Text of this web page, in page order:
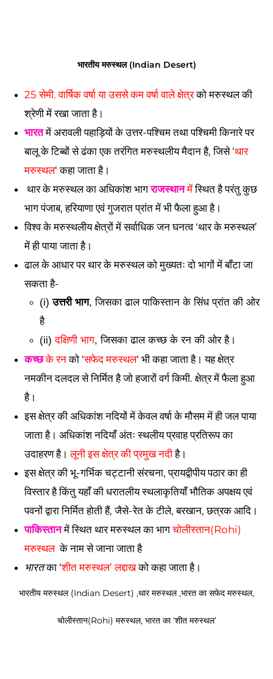
भारतीय मरुस्थल (Indian Desert)
25 सेमी. वार्षिक वर्षा या उससे कम वर्षा वाले क्षेत्र को मरुस्थल की
श्रेणी में रखा जाता है।
भारत में अरावली पहाड़ियों के उत्तर-पश्चिम तथा पश्चिमी किनारे पर
बालू के टिब्बों से ढंका एक तरंगित मरुस्थलीय मैदान है, जिसे ‘थार
मरुस्थल‘ कहा जाता है।
थार के मरुस्थल का अधिकांश भाग राजस्थान में स्थित है परंतु कुछ
भाग पंजाब, हरियाणा एवं गुजरात प्रांत में भी फैला हुआ है।
विश्व के मरुस्थलीय क्षेत्रों में सर्वाधिक जन घनत्व ‘थार के मरुस्थल’
में ही पाया जाता है।
ढाल के आधार पर थार के मरुस्थल को मुख्यतः दो भागों में बाँटा जा
सकता है-
(i) उत्तरी भाग, जिसका ढाल पाकिस्तान के सिंध प्रांत की ओर
है
(ii) दक्षिणी भाग, जिसका ढाल कच्छ के रन की ओर है।
कच्छ के रन को ‘सफेद मरुस्थल‘ भी कहा जाता है। यह क्षेत्र
नमकीन दलदल से निर्मित है जो हजारों वर्ग किमी. क्षेत्र में फैला हुआ
है।
इस क्षेत्र की अधिकांश नदियों में केवल वर्षा के मौसम में ही जल पाया
जाता है। अधिकांश नदियाँ अंतः स्थलीय प्रवाह प्रतिरूप का
उदाहरण है। लूनी इस क्षेत्र की प्रमुख नदी है।
इस क्षेत्र की भू-गर्भिक चट्टानी संरचना, प्रायद्वीपीय पठार का ही
विस्तार है किंतु यहाँ की धरातलीय स्थलाकृतियाँ भौतिक अपक्षय एवं
पवनों द्वारा निर्मित होती हैं, जैसे-रेत के टीले, बरखान, छत्रक आदि।
पाकिस्तान में स्थित थार मरुस्थल का भाग चोलीस्तान(Rohi)
मरुस्थल के नाम से जाना जाता है
भारत का ‘शीत मरुस्थल’ लद्दाख को कहा जाता है।
भारतीय मरुस्थल (Indian Desert) ,थार मरुस्थल ,भारत का सफेद मरुस्थल,
चोलीस्तान(Rohi) मरुस्थल, भारत का ‘शीत मरुस्थल’